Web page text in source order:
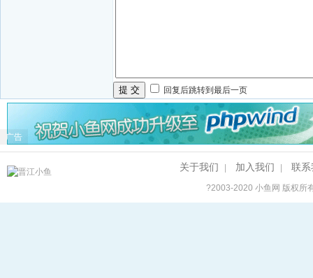
提 交 回复后跳转到最后一页
广告
关于我们 加入我们 联系
?2003-2020小鱼网 版权所